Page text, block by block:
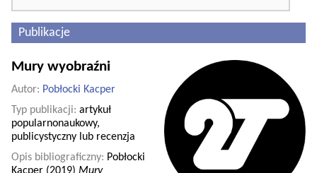
Publikacje
Mury wyobraźni
Autor: Pobłocki Kacper
Typ publikacji: artykuł
popularnonaukowy,
publicystyczny lub recenzja
Opis bibliograficzny: Pobłocki